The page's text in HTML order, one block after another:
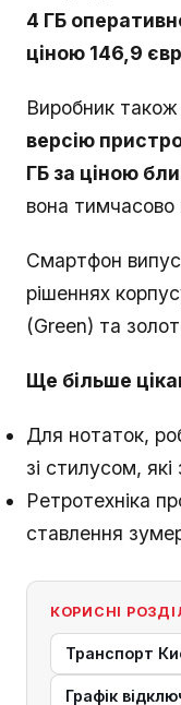
4 ГБ
ціною 146,9
Виробник
версію
ГБ за ціною
вона
Смартфон
рішеннях
(Green) та
Ще більше
Для нотаток,
зі стилусом,
Ретротехніка
ставлення
КОРИСНІ
Транспорт
Графік